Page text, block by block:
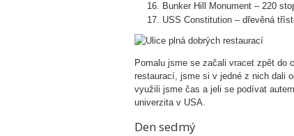
Bunker Hill Monument – 220
USS Constitution – dřevěná
Pomalu jsme se začali vracet zpět do
restaurací, jsme si v jedné z nich dali
využili jsme čas a jeli se podívat
univerzita v USA.
Den sedmý